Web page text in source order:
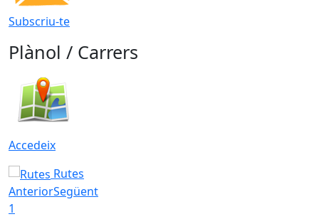
Subscriu-te
Plànol / Carrers
Accedeix
Rutes
AnteriorSegüent
1